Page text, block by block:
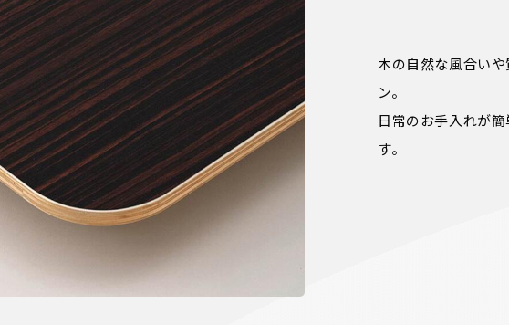
木の自然な風合い
ン。
日常のお手入れが
す。